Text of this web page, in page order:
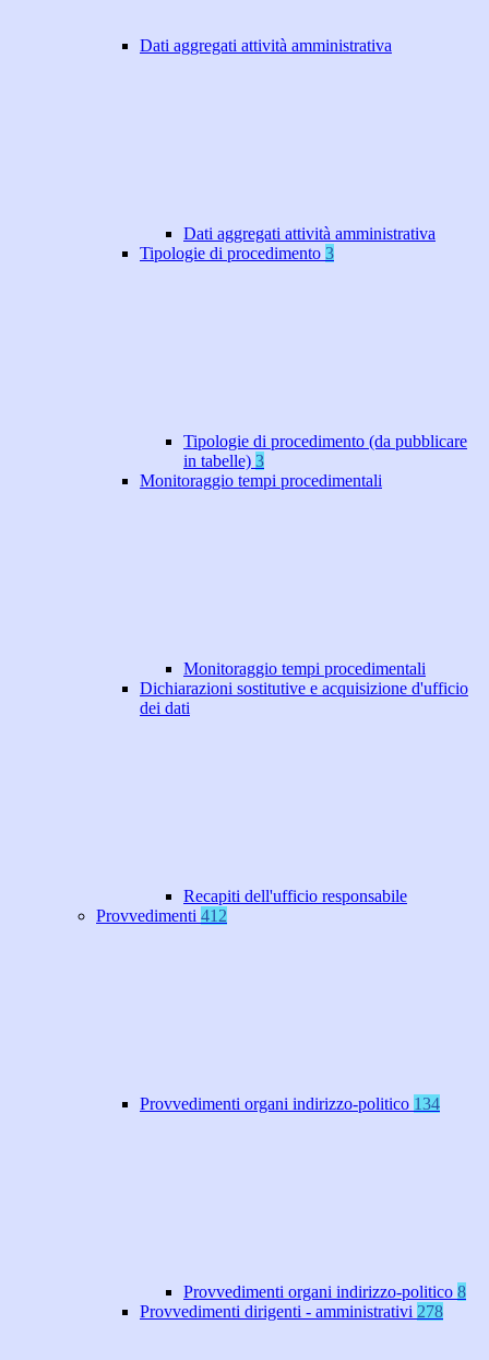
Dati aggregati attività amministrativa
Dati aggregati attività amministrativa
Tipologie di procedimento 3
Tipologie di procedimento (da pubblicare
in tabelle) 3
Monitoraggio tempi procedimentali
Monitoraggio tempi procedimentali
Dichiarazioni sostitutive e acquisizione d'ufficio
dei dati
Recapiti dell'ufficio responsabile
Provvedimenti 412
Provvedimenti organi indirizzo-politico 134
Provvedimenti organi indirizzo-politico 8
Provvedimenti dirigenti - amministrativi 278